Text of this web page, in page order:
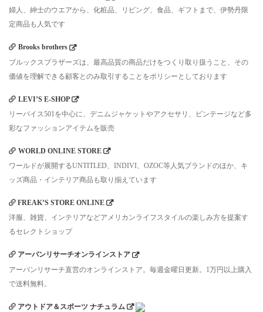
婦人、紳士のウエアから、化粧品、リビング、食品、ギフトまで、伊勢丹限
定商品も人気です
Brooks brothers
ブルックスブラザーズは、最高品質の商品だけをつくり取り扱うこと、その
価値を理解できる顧客とのみ取引することをポリシーとしております
LEVI’S E-SHOP
リーバイス501を中心に、デニムジャケットやアクセサリ、ビンテージなど多
彩なファッションアイテムを販売
WORLD ONLINE STORE
ワールドが展開するUNTITLED、INDIVI、OZOC等人気ブランドのほか、キ
ッズ商品・インテリア商品も取り揃えています
FREAK’S STORE ONLINE
洋服、雑貨、インテリアなどアメリカンライフスタイルの楽しみ方を提案す
るセレクトショップ
アーバンリサーチオンラインストア
アーバンリサーチ直営のオンラインストア。毎週金曜日更新。1万円以上購入
で送料無料。
アウトドア＆スポーツ ナチュラム